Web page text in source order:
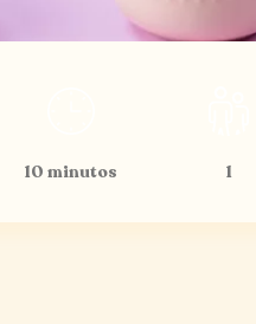
10 minutos 1